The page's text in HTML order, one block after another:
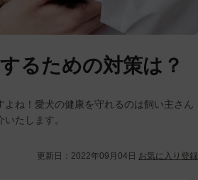
るための対策は？
ね！愛犬の健康を守れるのは飼い主さん
たします。
更新日： 2022年09月04日 お気に入り登録